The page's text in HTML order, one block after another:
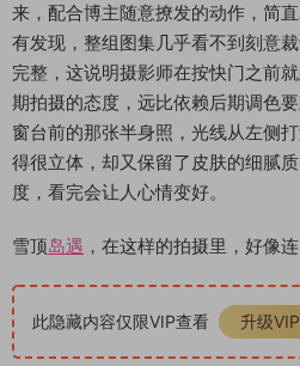
来，配合博主随意撩发的动作，简
有发现，整组图集几乎看不到刻意
完整，这说明摄影师在按快门之前
期拍摄的态度，远比依赖后期调色
窗台前的那张半身照，光线从左侧
得很立体，却又保留了皮肤的细腻
度，看完会让人心情变好。
雪顶岛遇 ，在这样的拍摄里，好像
此隐藏内容仅限VIP查看 升级VIP